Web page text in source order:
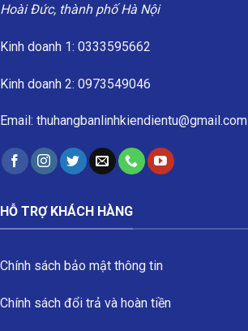
Hoài Đức, thành phố Hà Nội
Kinh doanh 1: 0333595662
Kinh doanh 2: 0973549046
Email: thuhangbanlinhkiendientu@gmail.com
HỖ TRỢ KHÁCH HÀNG
Chính sách bảo mật thông tin
Chính sách đổi trả và hoàn tiền